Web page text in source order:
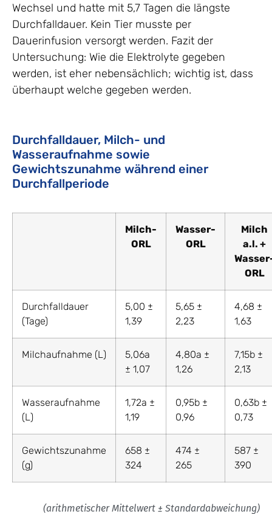
Wechsel und hatte mit 5,7 Tagen die längste
Durchfalldauer. Kein Tier musste per
Dauerinfusion versorgt werden. Fazit der
Untersuchung: Wie die Elektrolyte gegeben
werden, ist eher nebensächlich; wichtig ist, dass
überhaupt welche gegeben werden.
Durchfalldauer, Milch- und
Wasseraufnahme sowie
Gewichtszunahme während einer
Durchfallperiode
Milch-
ORL
Wasser-
ORL
Milch
a.l. +
ORL
Durchfalldauer
(Tage)
5,00 ±
1,39
5,65 ±
2,23
4,68 ±
1,63
Milchaufnahme (L)
5,06a
± 1,07
4,80a ±
1,26
7,15b ±
2,13
Wasseraufnahme
(L)
1,72a ±
1,19
0,95b ±
0,96
0,63b ±
0,73
Gewichtszunahme
(g)
658 ±
324
474 ±
265
587 ±
390
(arithmetischer Mittelwert ± Standardabweichung)